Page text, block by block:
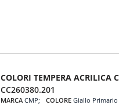
COLORI TEMPERA ACRILICA
CC260380.201
MARCA CMP COLORE Giallo Primario